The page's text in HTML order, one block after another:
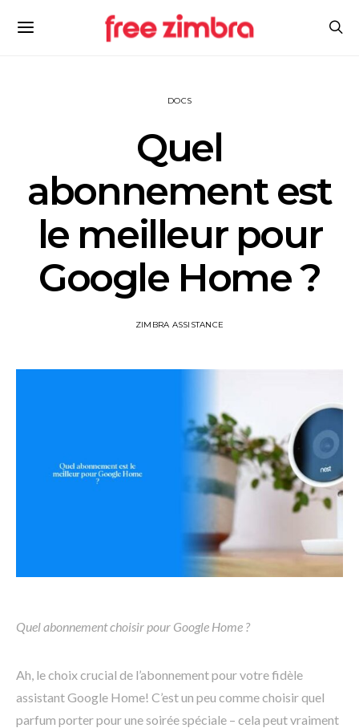
DOCS
Quel
abonnement est
le meilleur pour
Google Home ?
ZIMBRA ASSISTANCE
Quel abonnement choisir pour Google Home ?
Ah, le choix crucial de l’abonnement pour votre fidèle
assistant Google Home! C’est un peu comme choisir quel
parfum porter pour une soirée spéciale – cela peut vraiment